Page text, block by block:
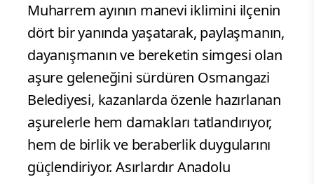
Muharrem ayının manevi iklimini ilçenin
dört bir yanında yaşatarak, paylaşmanın,
dayanışmanın ve bereketin simgesi olan
aşure geleneğini sürdüren Osmangazi
Belediyesi, kazanlarda özenle hazırlanan
aşurelerle hem damakları tatlandırıyor,
hem de birlik ve beraberlik duygularını
güçlendiriyor. Asırlardır Anadolu